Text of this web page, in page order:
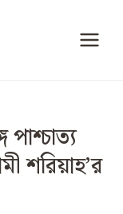
শরিয়াহ’র